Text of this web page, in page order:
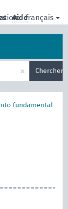
français
Aide
× Chercher
fundamental